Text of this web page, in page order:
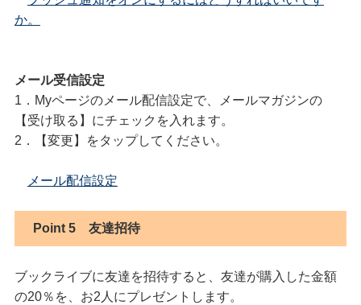
か。
メール受信設定
1．Myページのメール配信設定で、メールマガジンの
【受け取る】にチェックを入れます。
2．【変更】をタップしてください。
メール配信設定
Point 5友達招待
ブックライブに友達を招待すると、友達が購入した金額
の20％を、お2人にプレゼントします。